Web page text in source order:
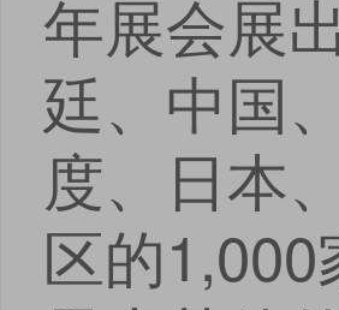
年展会展
廷、中国
度、日本
区的